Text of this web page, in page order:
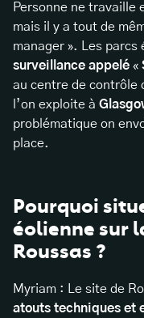
Personne ne travaille
mais il y a tout de
manager ». Les parcs
surveillance appelé «
au centre de contrôle
l’on exploite à
problématique on
place.
Pourquoi
éolienne sur
Roussas ?
Myriam : Le site de
atouts techniques et